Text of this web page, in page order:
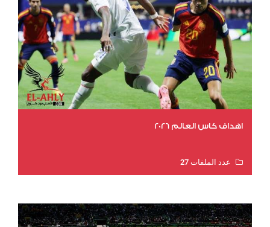
اهداف كاس العالم 2026
عدد الملفات 27